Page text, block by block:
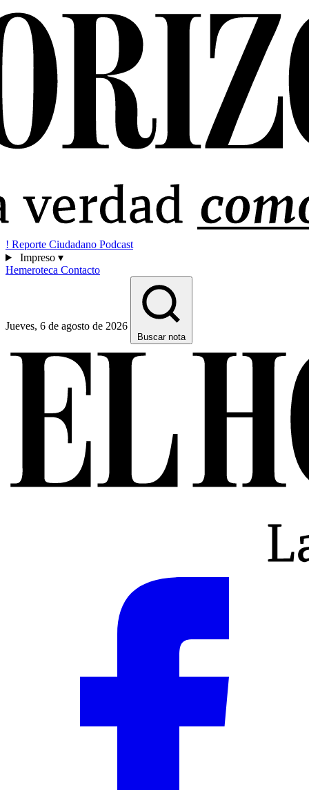
! Reporte Ciudadano Podcast
Impreso ▾
Hemeroteca Contacto
Jueves, 6 de agosto de 2026
Buscar nota